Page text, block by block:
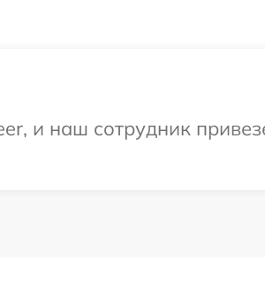
и наш сотрудник